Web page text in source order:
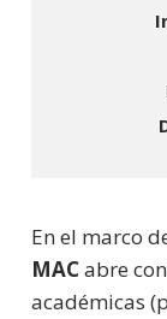
En el marco
MACabre
académicas